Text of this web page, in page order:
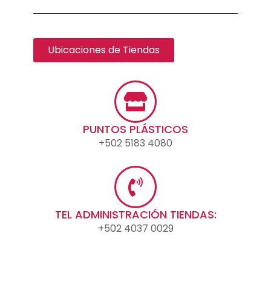
Ubicaciones de Tiendas
PUNTOS PLÁSTICOS
+502 5183 4080
TEL ADMINISTRACIÓN TIENDAS:
+502 4037 0029